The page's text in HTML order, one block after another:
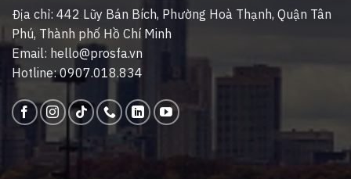
Địa chỉ: 442 Lũy Bán Bích, Phường Hoà Thạnh, Quận Tân
Phú, Thành phố Hồ Chí Minh
Email: hello@prosfa.vn
Hotline: 0907.018.834